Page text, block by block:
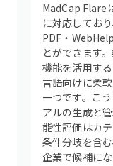
MadCap Flare
に対応してお
PDF・
とができます
機能を活用す
言語向けに柔
一つです。こ
アルの生成と
能性評価はカ
条件分岐を含
企業で候補にな